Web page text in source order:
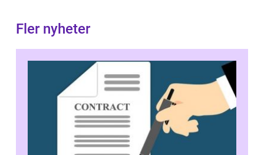
Fler nyheter